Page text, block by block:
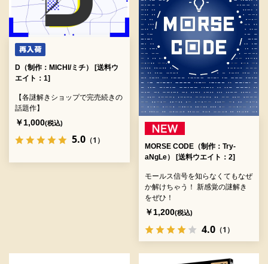
D（制作：MICHI/ミチ） [送料ウ
エイト：1]
【各謎解きショップで完売続きの
話題作】
￥1,000(税込)
5.0 （1）
MORSE CODE（制作：Try-
aNgLe） [送料ウエイト：2]
モールス信号を知らなくてもなぜ
か解けちゃう！ 新感覚の謎解き
をぜひ！
￥1,200(税込)
4.0（1）